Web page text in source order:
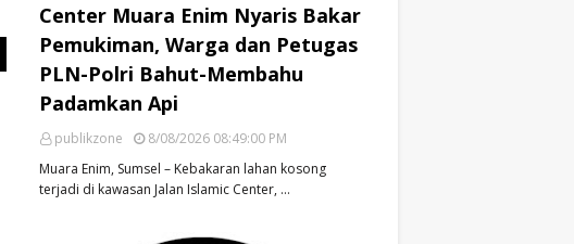
Center Muara Enim Nyaris Bakar
Pemukiman, Warga dan Petugas
PLN-Polri Bahut-Membahu
Padamkan Api
publikzone
8/08/2026 08:49:00 PM
Muara Enim, Sumsel – Kebakaran lahan kosong
terjadi di kawasan Jalan Islamic Center, …